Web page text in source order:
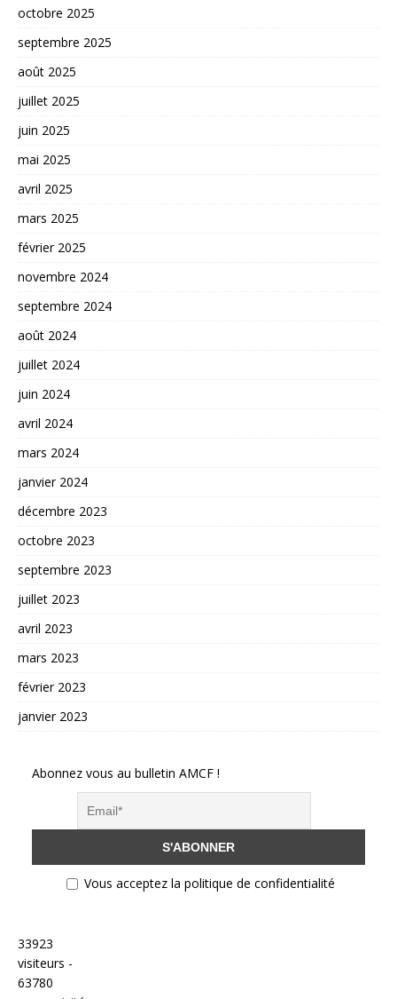
octobre 2025
septembre 2025
août 2025
juillet 2025
juin 2025
mai 2025
avril 2025
mars 2025
février 2025
novembre 2024
septembre 2024
août 2024
juillet 2024
juin 2024
avril 2024
mars 2024
janvier 2024
décembre 2023
octobre 2023
septembre 2023
juillet 2023
avril 2023
mars 2023
février 2023
janvier 2023
Abonnez vous au bulletin AMCF !
Vous acceptez la politique de confidentialité
33923
visiteurs -
63780